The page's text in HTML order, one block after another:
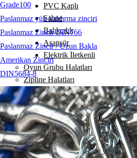
Grade100
Paslanmaz yük kaldırma zinciri
Paslanmaz Zincir DIN766
Paslanmaz Zincir / Uzun Bakla
Amerikan Zinciri
DIN5684-8
PVC Kaplı
Sahne
Balıkçılık
Asansör
Elektrik İletkenli
Oyun Grubu Halatları
Zipline Halatları
Zincir
Yük Kaldırma
Yük Bağlama
Sapanlar
Aksesuarlar
Codipro